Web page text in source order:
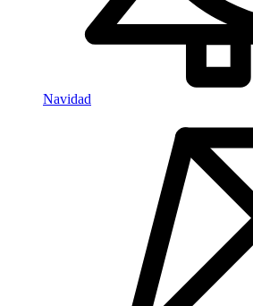
Navidad